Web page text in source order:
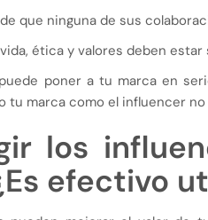
que ninguna de sus
ética y valores deben
poner a tu marca en
tu marca como el influencer
los
efectivo